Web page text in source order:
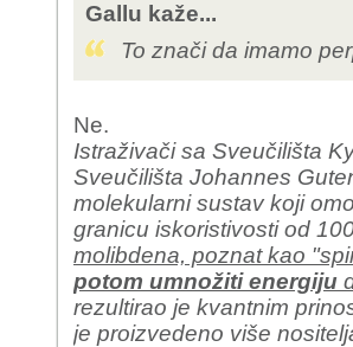
Gallu kaže...
To znači da imamo
Ne.
Istraživači sa Sveučilišta
Sveučilišta Johannes
molekularni sustav koji
granicu iskoristivosti od
molibdena, poznat kao
potom umnožiti energiju
rezultirao je kvantnim
je proizvedeno više